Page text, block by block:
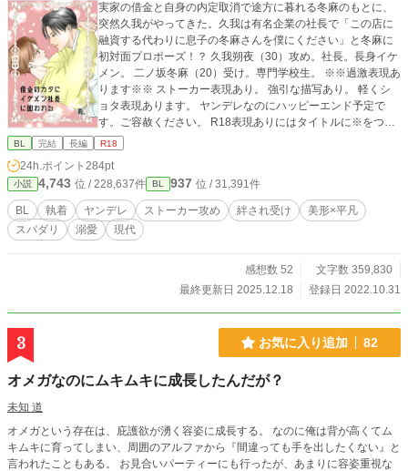
実家の借金と自身の内定取消で途方に暮れる冬麻のもとに、
突然久我がやってきた。久我は有名企業の社長で「この店に
融資する代わりに息子の冬麻さんを僕にください」と冬麻に
初対面プロポーズ！？ 久我朔夜（30）攻め。社長。長身イケ
メン。 二ノ坂冬麻（20）受け。専門学校生。 ※※過激表現あ
ります※※ ストーカー表現あり。 強引な描写あり。 軽くシ
ョタ表現あります。 ヤンデレなのにハッピーエンド予定で
す。ご容赦ください。 R18表現ありにはタイトルに※をつけ
ます。 表紙絵は、絵師のおか様twitter @erknmkmtrに描いて
BL 完結 長編 R18
24h.ポイント 284pt
小説 4,743 位 / 228,637件 BL 937 位 / 31,391件
BL 執着 ヤンデレ ストーカー攻め 絆され受け
美形×平凡
スパダリ
溺愛 現代
感想数 52
文字数 359,830
最終更新日 2025.12.18
登録日 2022.10.31
3 お気に入り追加 82
オメガなのにムキムキに成長したんだが？
未知 道
オメガという存在は、庇護欲が湧く容姿に成長する。 なのに俺は背が高くてム
キムキに育ってしまい、周囲のアルファから『間違っても手を出したくない』と
言われたこともある。 お見合いパーティーにも行ったが、あまりに容姿重視な